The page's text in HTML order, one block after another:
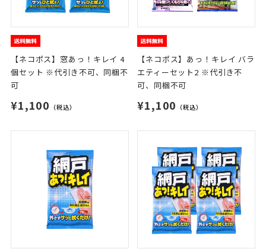
【ネコポス】窓あっ！キレイ 4
個セット ※代引き不可、同梱不
可
¥1,100 （税込）
【ネコポス】あっ！キレイ バラ
エティーセット2 ※代引き不
可、同梱不可
¥1,100 （税込）